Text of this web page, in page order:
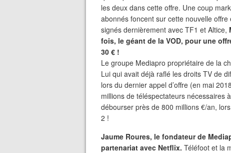
les deux dans cette offre. Une coup
abonnés foncent sur cette nouvelle
signés dernièrement avec TF1 et Altice,
fois, le géant de la VOD, pour une
30 € !
Le groupe Mediapro propriétaire de la
Lui qui avait déjà raflé les droits TV de
lors du dernier appel d’offre (en mai
millions de téléspectateurs nécessaires
débourser près de 800 millions €/an,
2 !
Jaume Roures, le fondateur de
partenariat avec Netflix. Téléfoot et la